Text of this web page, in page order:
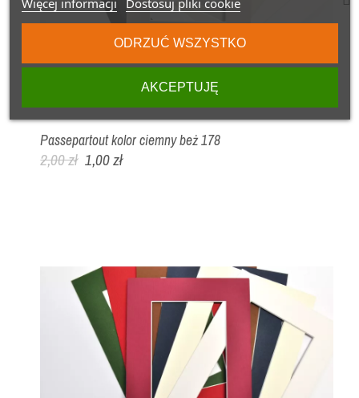
Passepartout kolor ciemny beż 178
2,00 zł 1,00 zł
Więcej informacji Dostosuj pliki cookie
ODRZUĆ WSZYSTKO
AKCEPTUJĘ